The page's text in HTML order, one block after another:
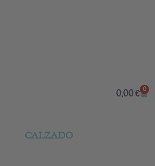
CALZADO
0,00€ 0